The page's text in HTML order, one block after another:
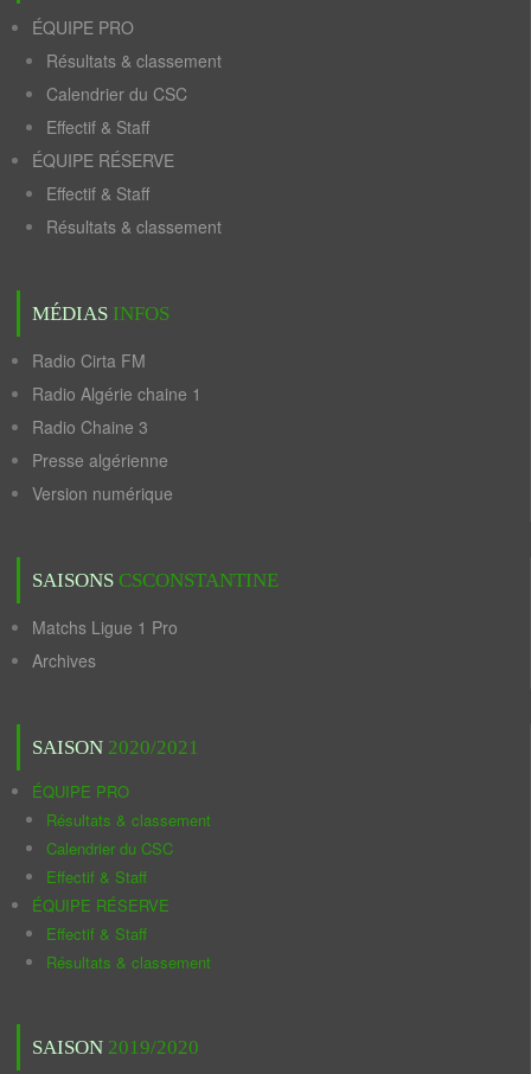
ÉQUIPE PRO
Résultats & classement
Calendrier du CSC
Effectif & Staff
ÉQUIPE RÉSERVE
Effectif & Staff
Résultats & classement
MÉDIAS INFOS
Radio Cirta FM
Radio Algérie chaine 1
Radio Chaine 3
Presse algérienne
Version numérique
SAISONS CSCONSTANTINE
Matchs Ligue 1 Pro
Archives
SAISON 2020/2021
ÉQUIPE PRO
Résultats & classement
Calendrier du CSC
Effectif & Staff
ÉQUIPE RÉSERVE
Effectif & Staff
Résultats & classement
SAISON 2019/2020